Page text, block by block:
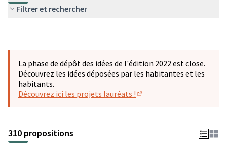
Filtrer et rechercher
La phase de dépôt des idées de l'édition 2022 est close.
Découvrez les idées déposées par les habitantes et les
habitants.
Découvrez ici les projets lauréats !
310 propositions